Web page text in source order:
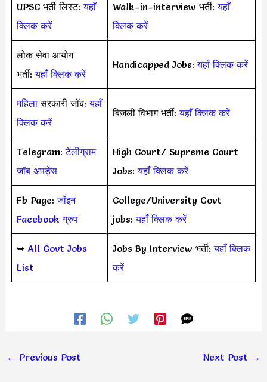
UPSC भर्ती लिस्ट:यहाँ
क्लिक करें
Walk–in–interview भर्ती:यहाँ
क्लिक करें
लोक सेवा आयोग
भर्ती:यहाँ क्लिक करें
Handicapped Jobs:यहाँ क्लिक करें
महिलासरकारी जॉब:यहाँ
क्लिक करें
बिजली विभाग भर्ती:यहाँ क्लिक करें
Telegram:टेलीग्राम
जॉब अपड़ेस
High Court/ Supreme Court
Jobs:यहाँ क्लिक करें
Fb Page:जॉइन
Facebook ग्रुप
College/University Govt
jobs:यहाँ क्लिक करें
➥ All Govt Jobs
List
Jobs By Interview भर्ती:यहाँ क्लिक
करें
← Previous Post Next Post →